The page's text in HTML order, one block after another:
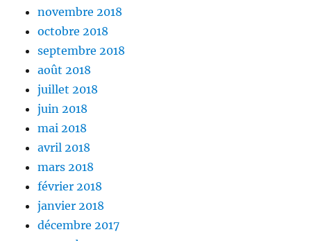
novembre 2018
octobre 2018
septembre 2018
août 2018
juillet 2018
juin 2018
mai 2018
avril 2018
mars 2018
février 2018
janvier 2018
décembre 2017